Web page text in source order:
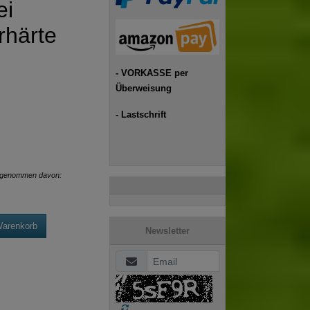
davon:
- VORKASSE per
Überweisung
- Lastschrift
Newsletter